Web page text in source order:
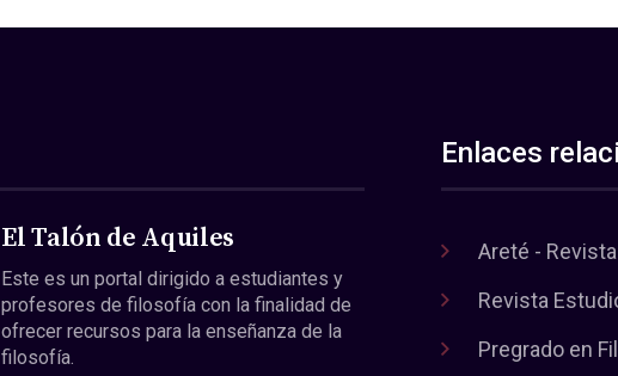
El Talón de Aquiles
Este es un portal dirigido a estudiantes y
profesores de filosofía con la finalidad de
ofrecer recursos para la enseñanza de la
filosofía.
Enlaces
Areté -
Revista
Pregrado en